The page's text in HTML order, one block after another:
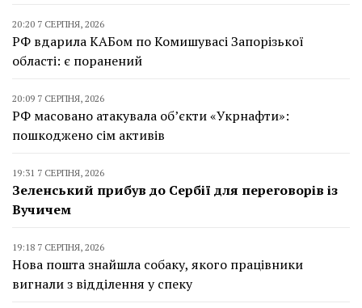
20:20 7 СЕРПНЯ, 2026
РФ вдарила КАБом по Комишувасі Запорізької
області: є поранений
20:09 7 СЕРПНЯ, 2026
РФ масовано атакувала об’єкти «Укрнафти»:
пошкоджено сім активів
19:31 7 СЕРПНЯ, 2026
Зеленський прибув до Сербії для переговорів із
Вучичем
19:18 7 СЕРПНЯ, 2026
Нова пошта знайшла собаку, якого працівники
вигнали з відділення у спеку